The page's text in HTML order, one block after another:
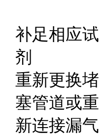
补足相应试
剂
重新更换堵
塞管道或重
新连接漏气